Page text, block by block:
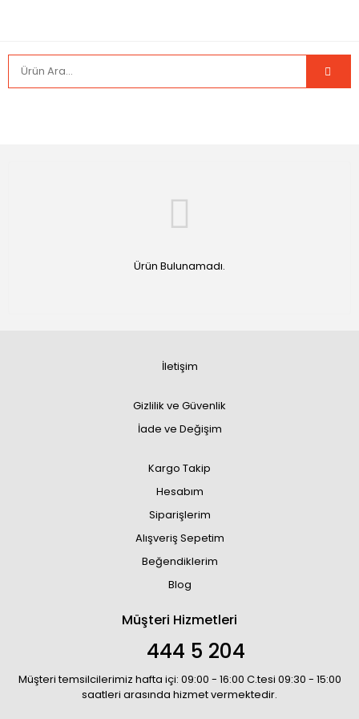
Ürün Bulunamadı.
İletişim
Gizlilik ve Güvenlik
İade ve Değişim
Kargo Takip
Hesabım
Siparişlerim
Alışveriş Sepetim
Beğendiklerim
Blog
Müşteri Hizmetleri
444 5 204
Müşteri temsilcilerimiz hafta içi: 09:00 - 16:00 C.tesi 09:30 - 15:00
saatleri arasında hizmet vermektedir.